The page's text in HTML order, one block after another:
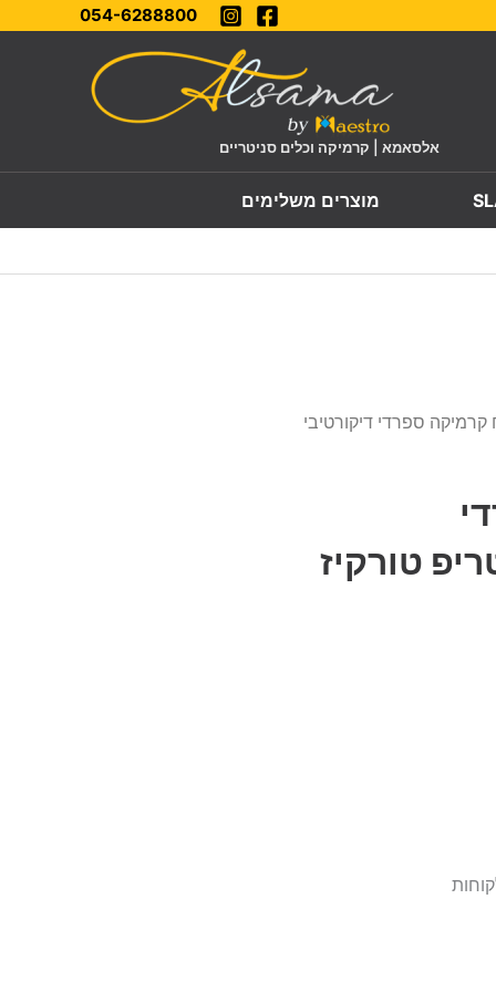
054-6288800
אלסאמא | קרמיקה וכלים סניטריים
מוצרים משלימים
ספרדי דיקורטיבי
טורקיז